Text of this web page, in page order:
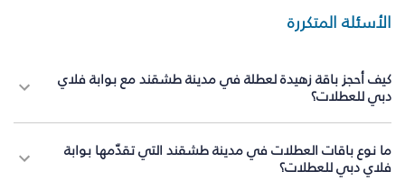
الأسئلة المتكررة
كيف أحجز باقة زهيدة لعطلة في مدينة طشقند مع بوابة فلاي
دبي للعطلات؟
ما نوع باقات العطلات في مدينة طشقند التي تقدّمها بوابة
فلاي دبي للعطلات؟